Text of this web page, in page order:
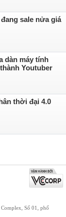
sale nửa giá
dàn máy tính
Youtuber
thời đại 4.0
Số 01, phố